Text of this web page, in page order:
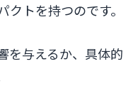
トを持つのです。
を与えるか、具体的